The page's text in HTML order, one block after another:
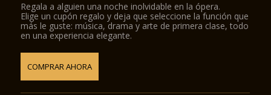
Regala a alguien una noche inolvidable en la ópera.
Elige un cupón regalo y deja que seleccione la función que
más le guste: música, drama y arte de primera clase, todo
en una experiencia elegante.
COMPRAR AHORA